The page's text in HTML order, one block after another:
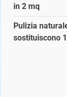
in 2 mq
Pulizia
sostituiscono